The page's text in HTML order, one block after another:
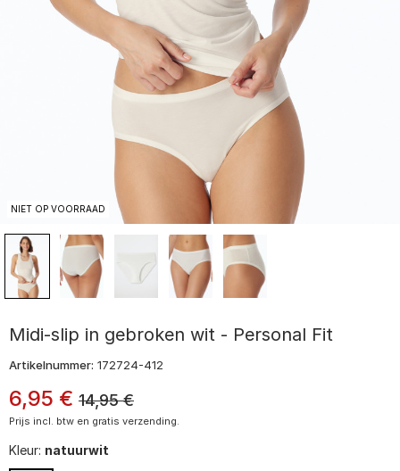
NIET OP VOORRAAD
Midi-slip in gebroken wit - Personal Fit
Artikelnummer: 172724-412
6,95 € 14,95€
Prijs incl. btw en gratis verzending.
Kleur: natuurwit